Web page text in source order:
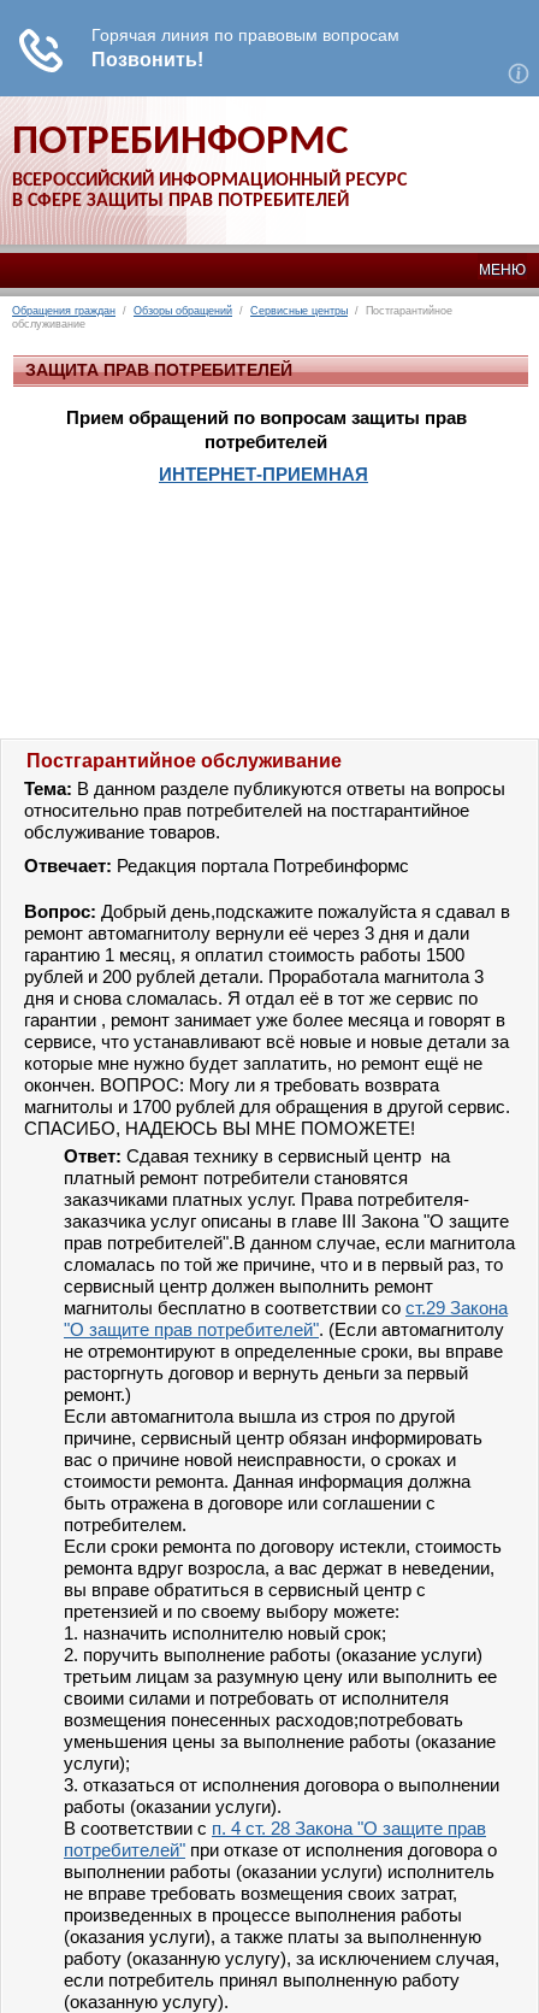
ПОТРЕБИНФОРМС
ВСЕРОССИЙСКИЙ ИНФОРМАЦИОННЫЙ РЕСУРС
В СФЕРЕ ЗАЩИТЫ ПРАВ ПОТРЕБИТЕЛЕЙ
МЕНЮ
Обращения граждан / Обзоры обращений / Сервисные центры / Постгарантийное
обслуживание
ЗАЩИТА ПРАВ ПОТРЕБИТЕЛЕЙ
Прием обращений по вопросам защиты прав
потребителей
ИНТЕРНЕТ-ПРИЕМНАЯ
Постгарантийное обслуживание
Тема: В данном разделе публикуются ответы на вопросы
относительно прав потребителей на постгарантийное
обслуживание товаров.
Отвечает: Редакция портала Потребинформс
Вопрос: Добрый день,подскажите пожалуйста я сдавал в
ремонт автомагнитолу вернули её через 3 дня и дали
гарантию 1 месяц, я оплатил стоимость работы 1500
рублей и 200 рублей детали. Проработала магнитола 3
дня и снова сломалась. Я отдал её в тот же сервис по
гарантии , ремонт занимает уже более месяца и говорят в
сервисе, что устанавливают всё новые и новые детали за
которые мне нужно будет заплатить, но ремонт ещё не
окончен. ВОПРОС: Могу ли я требовать возврата
магнитолы и 1700 рублей для обращения в другой сервис.
СПАСИБО, НАДЕЮСЬ ВЫ МНЕ ПОМОЖЕТЕ!
Ответ: Сдавая технику в сервисный центр на
платный ремонт потребители становятся
заказчиками платных услуг. Права потребителя-
заказчика услуг описаны в главе III Закона "О защите
прав потребителей".В данном случае, если магнитола
сломалась по той же причине, что и в первый раз, то
сервисный центр должен выполнить ремонт
магнитолы бесплатно в соответствии со ст.29 Закона
"О защите прав потребителей". (Если автомагнитолу
не отремонтируют в определенные сроки, вы вправе
расторгнуть договор и вернуть деньги за первый
ремонт.)
Если автомагнитола вышла из строя по другой
причине, сервисный центр обязан информировать
вас о причине новой неисправности, о сроках и
стоимости ремонта. Данная информация должна
быть отражена в договоре или соглашении с
потребителем.
Если сроки ремонта по договору истекли, стоимость
ремонта вдруг возросла, а вас держат в неведении,
вы вправе обратиться в сервисный центр с
претензией и по своему выбору можете:
1. назначить исполнителю новый срок;
2. поручить выполнение работы (оказание услуги)
третьим лицам за разумную цену или выполнить ее
своими силами и потребовать от исполнителя
возмещения понесенных расходов;потребовать
уменьшения цены за выполнение работы (оказание
услуги);
3. отказаться от исполнения договора о выполнении
работы (оказании услуги).
В соответствии с п. 4 ст. 28 Закона "О защите прав
потребителей" при отказе от исполнения договора о
выполнении работы (оказании услуги) исполнитель
не вправе требовать возмещения своих затрат,
произведенных в процессе выполнения работы
(оказания услуги), а также платы за выполненную
работу (оказанную услугу), за исключением случая,
если потребитель принял выполненную работу
(оказанную услугу).